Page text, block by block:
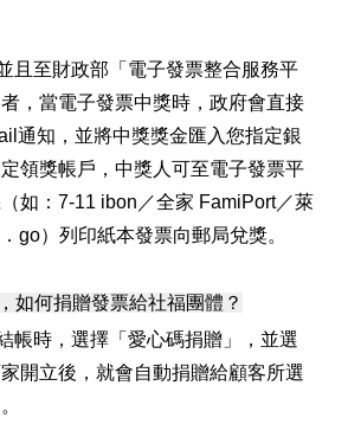
且至財政部「電子發票整合服務平
，當電子發票中獎時，政府會直接
通知，並將中獎獎金匯入您指定銀
領獎帳戶，中獎人可至電子發票平
如：7-11 ibon／全家 FamiPort／萊
go）列印紙本發票向郵局兌獎。
如何捐贈發票給社福團體？
帳時，選擇「愛心碼捐贈」，並選
開立後，就會自動捐贈給顧客所選